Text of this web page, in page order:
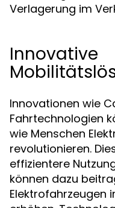
Verlagerung im
Innovative
Innovationen wie
Fahrtechnologien
wie Menschen
revolutionieren.
effizientere
können dazu
Elektrofahrzeugen